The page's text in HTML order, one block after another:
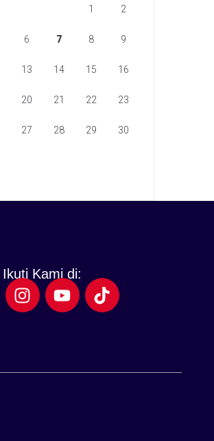
1 2
6 7 8 9
13 14 15 16
20 21 22 23
27 28 29 30
Ikuti Kami di: